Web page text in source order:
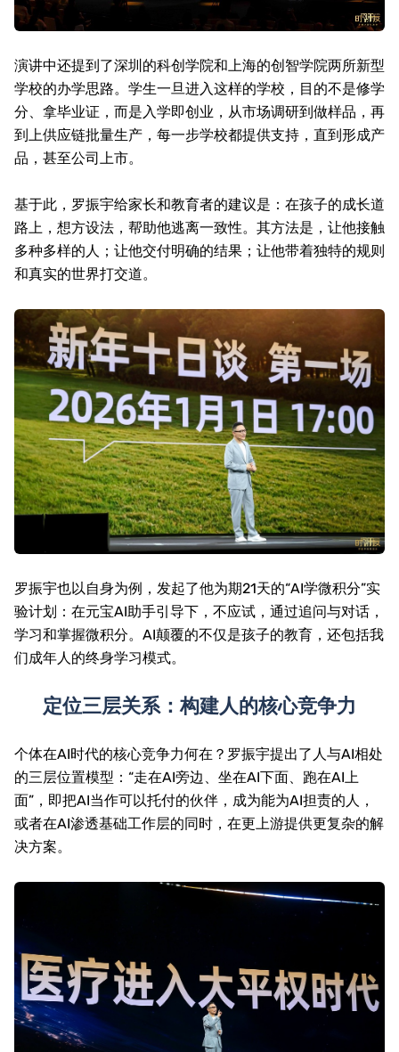
演讲中还提到了深圳的科创学院和上海的创智学院两所新型
学校的办学思路。学生一旦进入这样的学校，目的不是修学
分、拿毕业证，而是入学即创业，从市场调研到做样品，再
到上供应链批量生产，每一步学校都提供支持，直到形成产
品，甚至公司上市。
基于此，罗振宇给家长和教育者的建议是：在孩子的成长道
路上，想方设法，帮助他逃离一致性。其方法是，让他接触
多种多样的人；让他交付明确的结果；让他带着独特的规则
和真实的世界打交道。
罗振宇也以自身为例，发起了他为期21天的“AI学微积分”实
验计划：在元宝AI助手引导下，不应试，通过追问与对话，
学习和掌握微积分。 AI颠覆的不仅是孩子的教育，还包括我
们成年人的终身学习模式。
定位三层关系：构建人的核心竞争力
个体在AI时代的核心竞争力何在？罗振宇提出了人与AI相处
的三层位置模型：“走在AI旁边、坐在AI下面、跑在AI 上
面”，即把AI当作可以托付的伙伴，成为能为AI担责的人，
或者在AI渗透基础工作层的同时，在更上游提供更复杂的解
决方案。